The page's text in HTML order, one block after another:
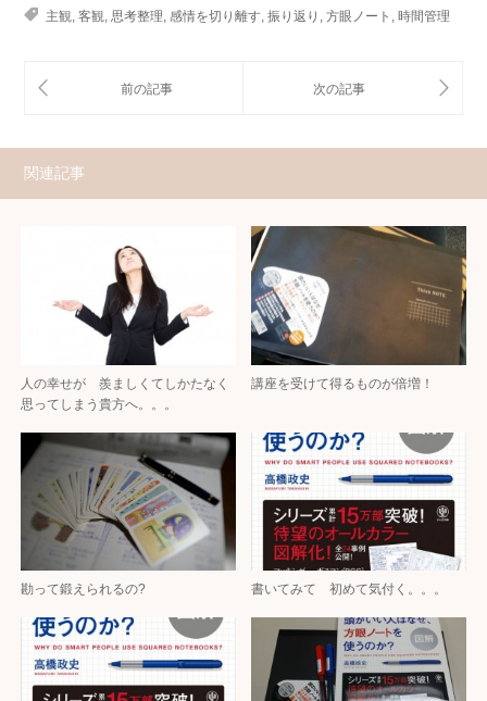
主観 客観 思考整理 感情を切り離す 振り返り 方眼ノート 時間管理
関連記事
人の幸せが 羨ましくてしかたなく
思ってしまう貴方へ。。。
講座を受けて得るものが倍増！
勘って鍛えられるの? 書いてみて 初めて気付く。。。